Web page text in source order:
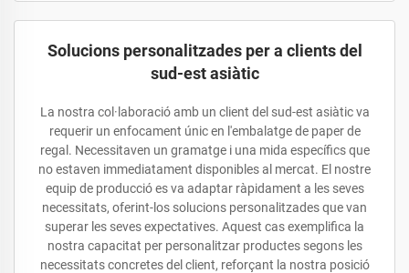
Solucions personalitzades per a clients del
sud-est asiàtic
La nostra col·laboració amb un client del sud-est asiàtic va
requerir un enfocament únic en l'embalatge de paper de
regal. Necessitaven un gramatge i una mida específics que
no estaven immediatament disponibles al mercat. El nostre
equip de producció es va adaptar ràpidament a les seves
necessitats, oferint-los solucions personalitzades que van
superar les seves expectatives. Aquest cas exemplifica la
nostra capacitat per personalitzar productes segons les
necessitats concretes del client, reforçant la nostra posició